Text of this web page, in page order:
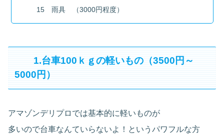
15 雨具 （3000円程度）
1.台車100ｋｇの軽いもの（3500円～
5000円）
アマゾンデリプロでは基本的に軽いものが
多いので台車なんていらないよ！というパワフルな方